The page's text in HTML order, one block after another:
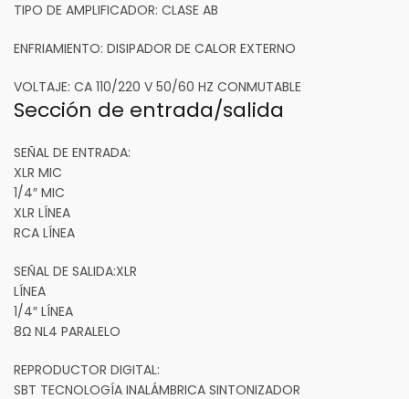
TIPO DE AMPLIFICADOR: CLASE AB
ENFRIAMIENTO: DISIPADOR DE CALOR EXTERNO
VOLTAJE: CA 110/220 V 50/60 HZ CONMUTABLE
Sección de entrada/salida
SEÑAL DE ENTRADA:
​​XLR MIC
1/4″ MIC
XLR LÍNEA
RCA LÍNEA
SEÑAL DE SALIDA:​​XLR
LÍNEA
1/4″ LÍNEA
8Ω NL4 PARALELO
REPRODUCTOR DIGITAL:
SBT TECNOLOGÍA INALÁMBRICA SINTONIZADOR